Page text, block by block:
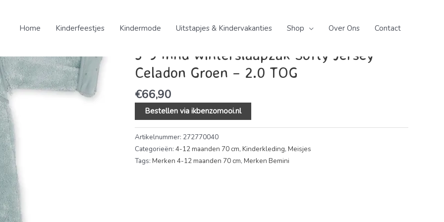
Home Kinderfeestjes Kindermode Uitstapjes & Kindervakanties Shop Over Ons Contact
4-12 maanden 70 cm, Kinderkleding,Meisjes
3-9 mnd winterslaapzak Softy Jersey
Celadon Groen – 2.0 TOG
€66,90
Bestellen via ikbenzomooi.nl
Artikelnummer: 272770040
Categorieën: 4-12 maanden 70 cm, Kinderkleding, Meisjes
Tags: Merken 4-12 maanden 70 cm, Merken Bemini